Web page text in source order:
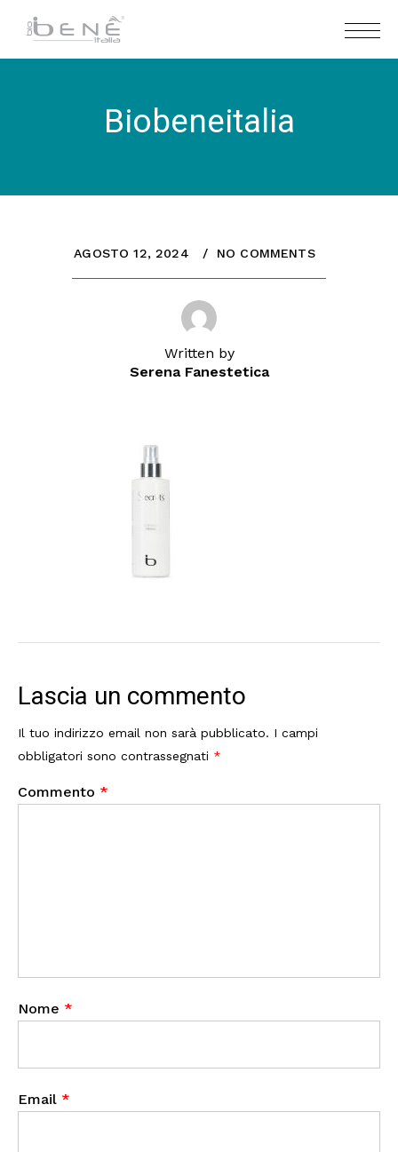
Biobeneitalia
AGOSTO 12, 2024 NO COMMENTS
Written by
Serena Fanestetica
Lascia un commento
Il tuo indirizzo email non sarà pubblicato. I campi
obbligatori sono contrassegnati *
Commento *
Nome *
Email *